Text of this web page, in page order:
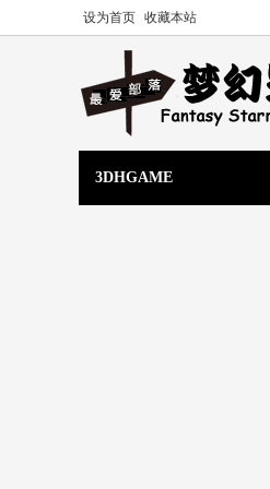
设为首页 收藏本站
3DHGAME